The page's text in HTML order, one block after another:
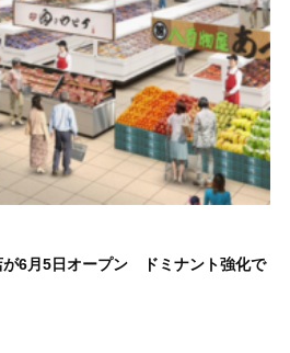
が6月5日オープン ドミナント強化で